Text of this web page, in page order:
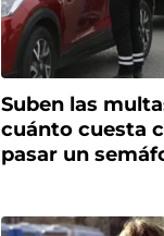
Suben las
cuánto cuesta
pasar un